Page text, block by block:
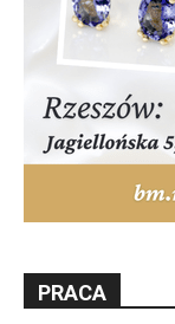
PRACA